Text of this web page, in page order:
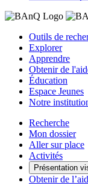
Outils de
Explorer
Apprendre
Obtenir de
Éducation
Espace Jeunes
Notre
Recherche
Mon dossier
Aller sur place
Activités
Présentation
Obtenir de